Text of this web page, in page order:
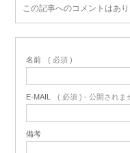
この記事へのコメントはあり
名前 ( 必須 )
E-MAIL ( 必須 ) - 公開されま
備考